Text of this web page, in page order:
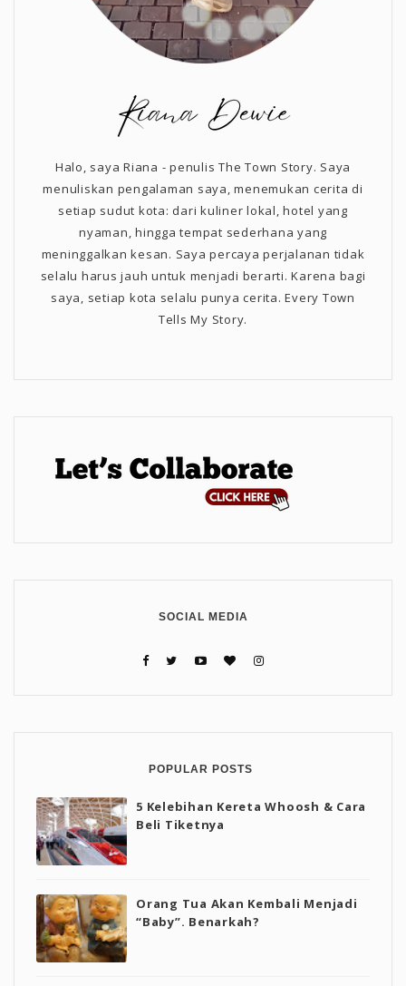
Halo, saya Riana - penulis The Town Story. Saya
menuliskan pengalaman saya, menemukan cerita di
setiap sudut kota: dari kuliner lokal, hotel yang
nyaman, hingga tempat sederhana yang
meninggalkan kesan. Saya percaya perjalanan tidak
selalu harus jauh untuk menjadi berarti. Karena bagi
saya, setiap kota selalu punya cerita. Every Town
Tells My Story.
SOCIAL MEDIA
POPULAR POSTS
5 Kelebihan Kereta Whoosh & Cara
Beli Tiketnya
Orang Tua Akan Kembali Menjadi
“Baby”. Benarkah?